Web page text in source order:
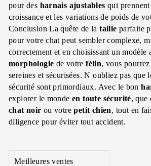
pour des harnais ajustables qui
croissance et les variations de poids de
Conclusion La quête de lataille parfaite
pour votre chat peut sembler complexe,
correctement et en choisissant un modèle
morphologie de votrefélin, vous
sereines et sécurisées. N oubliez pas que
sécurité sont primordiaux. Avec le bon
explorer le mondeen toute sécurité, que
chat noir ou votrepetit chien, tout en
diligence pour éviter tout accident.